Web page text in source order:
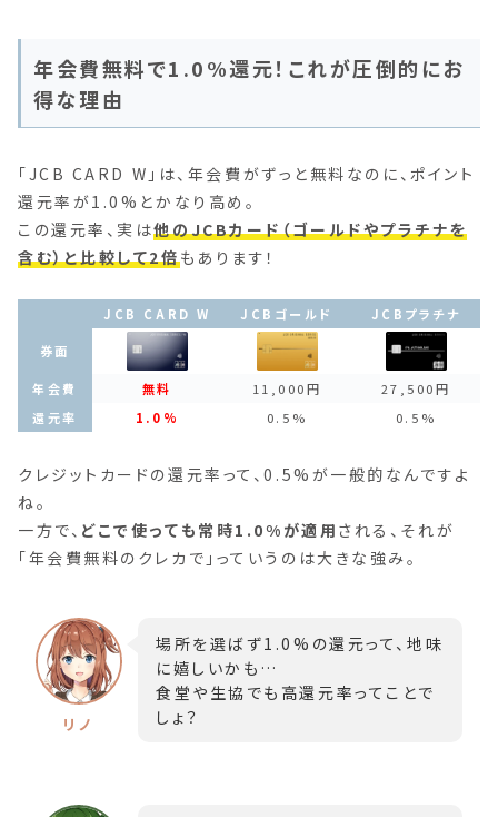
年会費無料で1.0%還元！これが圧倒的にお
得な理由
「JCB CARD W」は、年会費がずっと無料なのに、ポイント
還元率が1.0%とかなり高め。
この還元率、実は他のJCBカード（ゴールドやプラチナを
含む）と比較して2倍もあります！
JCB CARD W JCBゴールド JCBプラチナ
券面
年会費 無料 11,000円
27,500円
還元率
1.0% 0.5% 0.5%
クレジットカードの還元率って、0.5%が一般的なんですよ
ね。
一方で、 どこで使っても常時1.0%が適用 される、それが
「年会費無料のクレカで」っていうのは大きな強み。
場所を選ばず1.0%の還元って、地味
に嬉しいかも…
食堂や生協でも高還元率ってことで
しょ？